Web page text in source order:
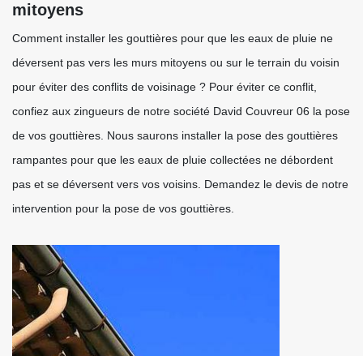
mitoyens
Comment installer les gouttières pour que les eaux de pluie ne
déversent pas vers les murs mitoyens ou sur le terrain du voisin
pour éviter des conflits de voisinage ? Pour éviter ce conflit,
confiez aux zingueurs de notre société David Couvreur 06 la pose
de vos gouttières. Nous saurons installer la pose des gouttières
rampantes pour que les eaux de pluie collectées ne débordent
pas et se déversent vers vos voisins. Demandez le devis de notre
intervention pour la pose de vos gouttières.